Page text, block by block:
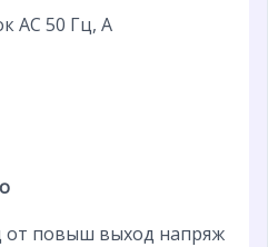
AC 50 Гц, А
от повыш выход напряж